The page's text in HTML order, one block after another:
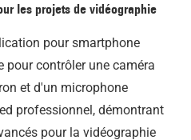
les projets de vidéographie